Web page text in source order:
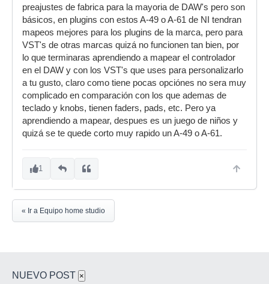
preajustes de fabrica para la mayoria de DAW's pero son
básicos, en plugins con estos A-49 o A-61 de NI tendran
mapeos mejores para los plugins de la marca, pero para
VST's de otras marcas quizá no funcionen tan bien, por
lo que terminaras aprendiendo a mapear el controlador
en el DAW y con los VST's que uses para personalizarlo
a tu gusto, claro como tiene pocas opciónes no sera muy
complicado en comparación con los que ademas de
teclado y knobs, tienen faders, pads, etc. Pero ya
aprendiendo a mapear, despues es un juego de niños y
quizá se te quede corto muy rapido un A-49 o A-61.
1
« Ir a Equipo home studio
NUEVO POST ×